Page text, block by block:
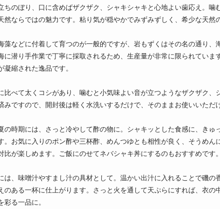
ちのぼり、口に含めばザクザク、シャキシャキと心地よい歯応え。噛
然ならではの魅力です。粘り気が穏やかでみずみずしく、希少な天然
藻などに付着して育つのが一般的ですが、岩もずくはその名の通り
に潜り手作業で丁寧に採取されるため、生産量が非常に限られてい
凝縮された逸品です。
比べて太くコシがあり、噛むと小気味よい音が立つようなザクザク
みですので、開封後は軽く水洗いするだけで、そのままお使いいただ
の時期には、さっと冷やして酢の物に。シャキッとした食感に、きゅ
。お気に入りのポン酢や三杯酢、めんつゆとも相性が良く、そうめ
比が楽しめます。ご飯にのせてネバシャキ丼にするのもおすすめです。
は、味噌汁やすまし汁の具材として。温かい出汁に入れることで磯の
のある一杯に仕上がります。さっと火を通して天ぷらにすれば、衣の
彩る一品に。